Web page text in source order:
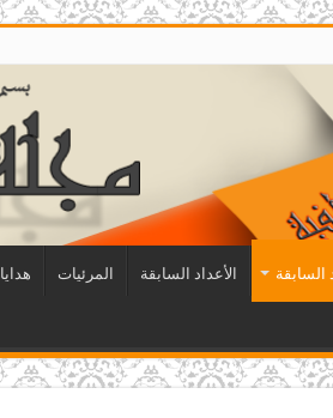
السابقة الأعداد السابقة المرئيات